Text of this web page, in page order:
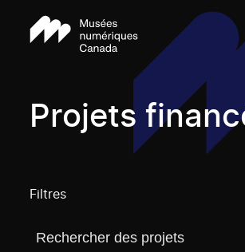
Projets
Filtres
Trouvez un projetVous devez